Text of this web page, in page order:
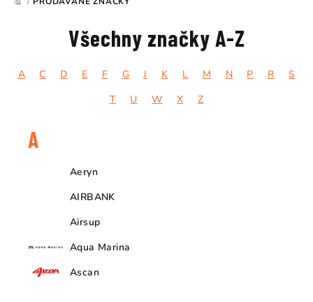
DOMŮ
Všechny značky A-Z
A C D E F G J K L M N P R
S
T
U W X Z
A
Aeryn
AIRBANK
Airsup
Aqua Marina
Ascan